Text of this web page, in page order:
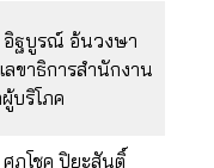
อิฐบูรณ์ อ้นวงษา
ลขาธิการสำนักงาน
บริโภค
ศุภโชค ปิยะสันติ์